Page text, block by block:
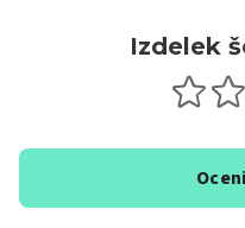
Izdelek